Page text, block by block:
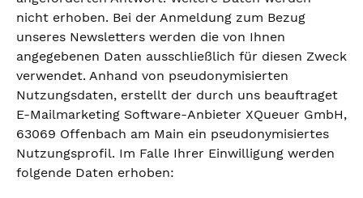
nicht erhoben. Bei der Anmeldung zum Bezug
unseres Newsletters werden die von Ihnen
angegebenen Daten ausschließlich für diesen Zweck
verwendet. Anhand von pseudonymisierten
Nutzungsdaten, erstellt der durch uns beauftraget
E-Mailmarketing Software-Anbieter XQueuer GmbH,
63069 Offenbach am Main ein pseudonymisiertes
Nutzungsprofil. Im Falle Ihrer Einwilligung werden
folgende Daten erhoben: